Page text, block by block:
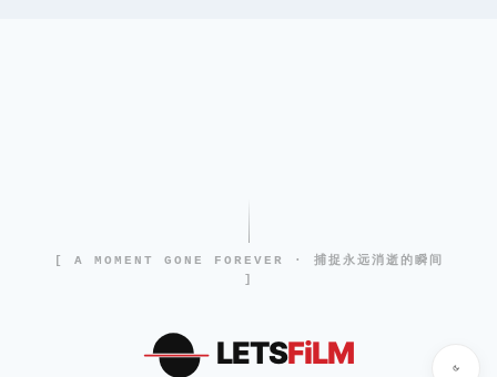
[ A MOMENT GONE FOREVER · 捕捉永远消逝的瞬间
]
LETSFiLM